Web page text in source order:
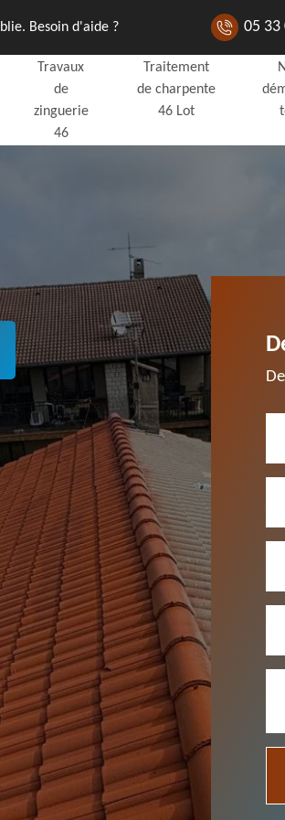
Besoin d'aide ? 05 33
Travaux
de
zinguerie
46
Traitement
de charpente
46 Lot